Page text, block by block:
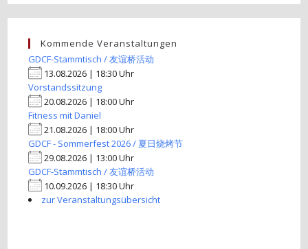
Kommende Veranstaltungen
GDCF-Stammtisch / 友谊桥活动
13.08.2026 | 18:30 Uhr
Vorstandssitzung
20.08.2026 | 18:00 Uhr
Fitness mit Daniel
21.08.2026 | 18:00 Uhr
GDCF - Sommerfest 2026 / 夏日烧烤节
29.08.2026 | 13:00 Uhr
GDCF-Stammtisch / 友谊桥活动
10.09.2026 | 18:30 Uhr
zur Veranstaltungsübersicht